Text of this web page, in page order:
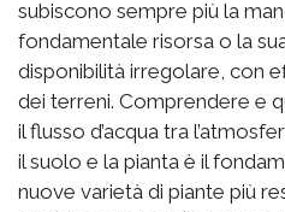
subiscono sempre più la
fondamentale risorsa o la
disponibilità irregolare, con
dei terreni. Comprendere e
il flusso d’acqua tra
il suolo e la pianta è il
nuove varietà di piante più